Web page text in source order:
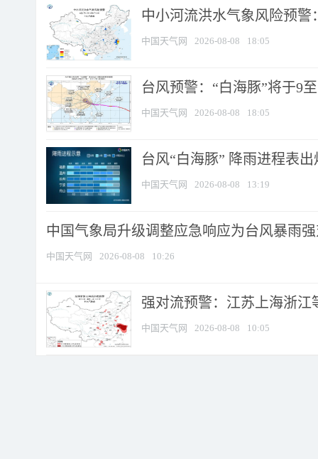
中小河流洪水气象风险预
中国天气网 2026-08-08 18:05
台风预警：“白海豚”将于9
中国天气网 2026-08-08 18:05
台风“白海豚” 降雨进程表
中国天气网 2026-08-08 13:19
中国气象局升级调整应急响应为台风暴雨
中国天气网 2026-08-08 10:26
强对流预警：江苏上海浙江
中国天气网 2026-08-08 10:05